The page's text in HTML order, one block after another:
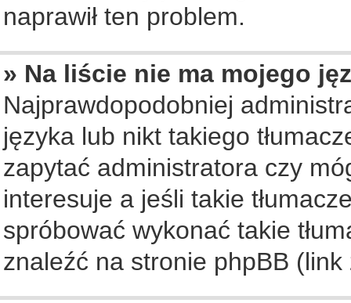
naprawił ten problem.
» Na liście nie ma mojego
Najprawdopodobniej
języka lub nikt takiego
zapytać administratora czy
interesuje a jeśli takie
spróbować wykonać takie
znaleźć na stronie phpBB